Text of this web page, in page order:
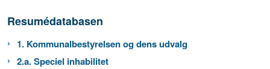
Resumédatabasen
1. Kommunalbestyrelsen og dens udvalg
2.a. Speciel inhabilitet